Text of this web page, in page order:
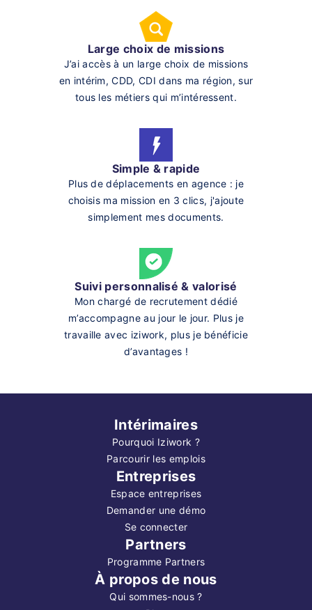
Large choix de missions
J’ai accès à un large choix de missions
en intérim, CDD, CDI dans ma région, sur
tous les métiers qui m’intéressent.
Simple & rapide
Plus de déplacements en agence : je
choisis ma mission en 3 clics, j'ajoute
simplement mes documents.
Suivi personnalisé & valorisé
Mon chargé de recrutement dédié
m’accompagne au jour le jour. Plus je
travaille avec iziwork, plus je bénéficie
d’avantages !
Intérimaires
Pourquoi Iziwork ?
Parcourir les emplois
Entreprises
Espace entreprises
Demander une démo
Se connecter
Partners
Programme Partners
À propos de nous
Qui sommes-nous ?